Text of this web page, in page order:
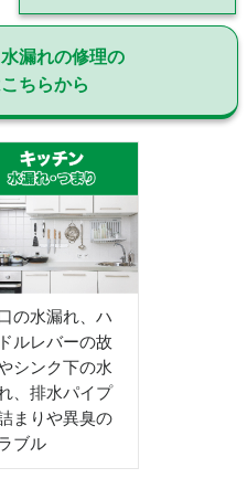
漏れの修理の
ちらから
の水漏れ、ハ
ルレバーの故
シンク下の水
、排水パイプ
まりや異臭の
ブル